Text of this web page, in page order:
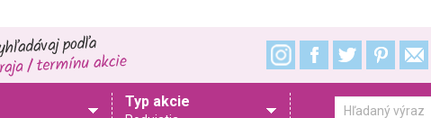
Typ akcie